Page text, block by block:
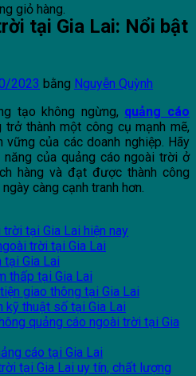
giỏ hàng.
tại Gia Lai: Nổi bật
2023 bằng Nguyễn Quỳnh
tạo không ngừng, quảng cáo
thành một công cụ mạnh mẽ,
của các doanh nghiệp. Hãy
của quảng cáo ngoài trời ở
hàng và đạt được thành công
càng cạnh tranh hơn.
tại Gia Lai hiện nay
trời tại Gia Lai
tại Gia Lai
thấp tại Gia Lai
giao thông tại Gia Lai
kỹ thuật số tại Gia Lai
quảng cáo ngoài trời tại Gia
cáo tại Gia Lai
tại Gia Lai uy tín, chất lượng